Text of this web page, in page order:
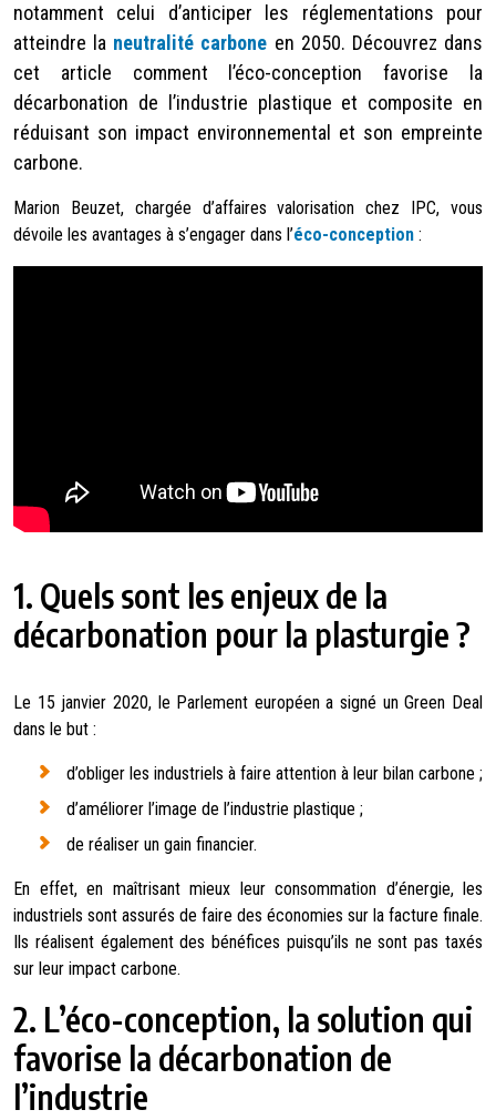
notamment celui d’anticiper les réglementations pour
atteindre la neutralité carbone en 2050. Découvrez dans
cet article comment l’éco-conception favorise la
décarbonation de l’industrie plastique et composite en
réduisant son impact environnemental et son empreinte
carbone.
Marion Beuzet, chargée d’affaires valorisation chez IPC, vous
dévoile les avantages à s’engager dans l’éco-conception :
1. Quels sont les enjeux de la
décarbonation pour la plasturgie ?
Le 15 janvier 2020, le Parlement européen a signé un Green Deal
dans le but :
d’obliger les industriels à faire attention à leur bilan carbone ;
d’améliorer l’image de l’industrie plastique ;
de réaliser un gain financier.
En effet, en maîtrisant mieux leur consommation d’énergie, les
industriels sont assurés de faire des économies sur la facture finale.
Ils réalisent également des bénéfices puisqu’ils ne sont pas taxés
sur leur impact carbone.
2. L’éco-conception, la solution qui
favorise la décarbonation de
l’industrie